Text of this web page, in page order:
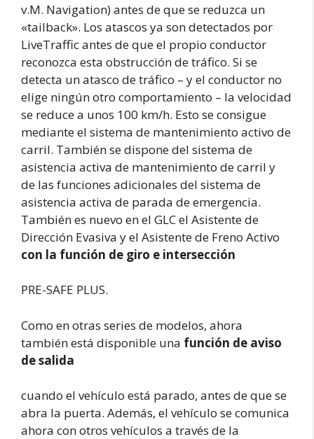
v.M. Navigation) antes de que se reduzca un
«tailback». Los atascos ya son detectados por
LiveTraffic antes de que el propio conductor
reconozca esta obstrucción de tráfico. Si se
detecta un atasco de tráfico – y el conductor no
elige ningún otro comportamiento – la velocidad
se reduce a unos 100 km/h. Esto se consigue
mediante el sistema de mantenimiento activo de
carril. También se dispone del sistema de
asistencia activa de mantenimiento de carril y
de las funciones adicionales del sistema de
asistencia activa de parada de emergencia.
También es nuevo en el GLC el Asistente de
Dirección Evasiva y el Asistente de Freno Activo
con la función de giro e intersección
PRE-SAFE PLUS.
Como en otras series de modelos, ahora
también está disponible una función de aviso
de salida
cuando el vehículo está parado, antes de que se
abra la puerta. Además, el vehículo se comunica
ahora con otros vehículos a través de la